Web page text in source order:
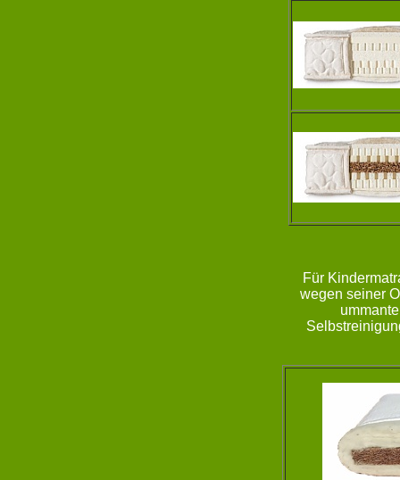
Für
wegen seiner